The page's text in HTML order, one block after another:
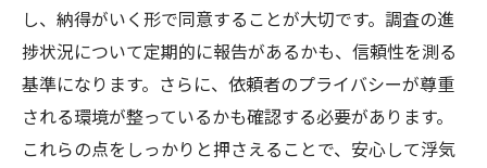
調査の信頼性を高める方法
専門性のある調査員を選ぶ理由
探偵業法に基づく適正な業務運営
トラブルを避けるための事前確認
信頼出来る探偵浮気調査福井県で透明性のある
し、納得がいく形で同意することが大切です。調査の進
捗状況について定期的に報告があるかも、信頼性を測る
基準になります。さらに、依頼者のプライバシーが尊重
される環境が整っているかも確認する必要があります。
これらの点をしっかりと押さえることで、安心して浮気